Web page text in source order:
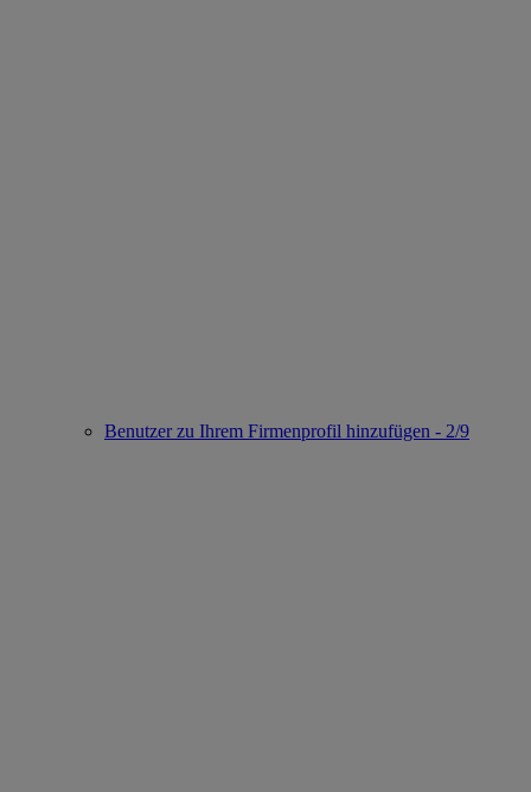
Benutzer zu Ihrem Firmenprofil hinzufügen - 2/9